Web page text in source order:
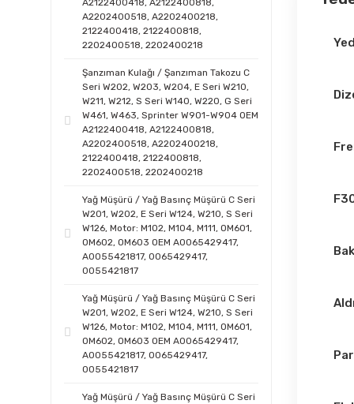
Hepu (2)
Meyle (2)
Teknorot (2)
Trucktec (2)
Asmetal (1)
Aspart (1)
BEHR (1)
BSG (1)
DOLZ (1)
FAE (1)
FAG Schaeffler (1)
GK (1)
A2122400418, A2122400818,
A2202400518, A2202400218,
2122400418, 2122400818,
2202400518, 2202400218
Şanzıman Kulağı / Şanzıman Takozu C
Seri W202, W203, W204, E Seri W210,
W211, W212, S Seri W140, W220, G Seri
W461, W463, Sprinter W901-W904 OEM
A2122400418, A2122400818,
A2202400518, A2202400218,
2122400418, 2122400818,
2202400518, 2202400218
Yağ Müşürü / Yağ Basınç Müşürü C Seri
W201, W202, E Seri W124, W210, S Seri
W126, Motor: M102, M104, M111, OM601,
OM602, OM603 OEM A0065429417,
A0055421817, 0065429417,
0055421817
Yağ Müşürü / Yağ Basınç Müşürü C Seri
W201, W202, E Seri W124, W210, S Seri
W126, Motor: M102, M104, M111, OM601,
OM602, OM603 OEM A0065429417,
A0055421817, 0065429417,
0055421817
Yağ Müşürü / Yağ Basınç Müşürü C Seri